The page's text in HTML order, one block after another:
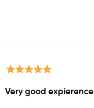
Very good expierence